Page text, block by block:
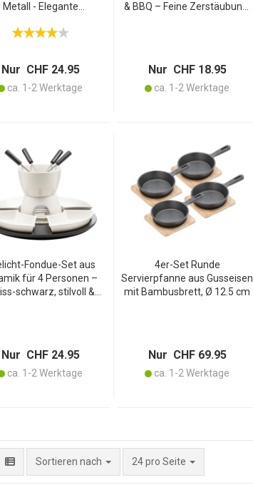
Metall - Elegante
Käse & Tapas - Perfekt
Nur CHF 24.95
ca. 1-2 Werktage
& BBQ – Feine Zerstäubung,
Nur CHF 18.95
ca. 1-2 Werktage
Fondue-Set aus
für 4 Personen –
schwarz, stilvoll &
Nur CHF 24.95
ca. 1-2 Werktage
4er-Set Runde
Servierpfanne aus Gusseisen
mit Bambusbrett, Ø 12.5 cm
Nur CHF 69.95
ca. 1-2 Werktage
Sortieren nach 24 pro Seite